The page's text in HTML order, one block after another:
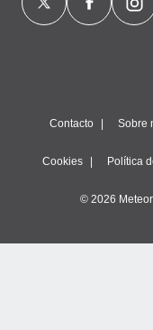
Contacto Sobre
Cookies Política
© 2026